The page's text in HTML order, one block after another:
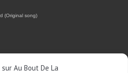
Au Bout De La
(Original song)